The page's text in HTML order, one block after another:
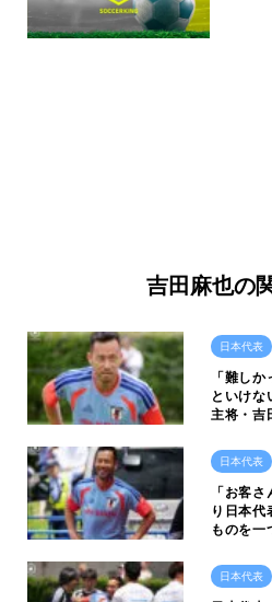
吉田麻也の
日本代表
「難し
といけな
主将・吉
日本代表
「お客
り日本代
ものを一
日本代表